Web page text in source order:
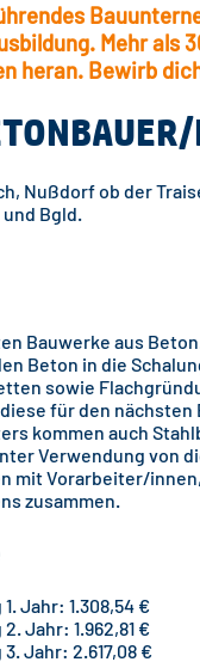
Mehr als
heran. Bewirb
Nußdorf ob der
Bgld.
Bauwerke aus
Beton in die
sowie
für den
kommen auch
Verwendung von
mit Vorarbeiter/
zusammen.
Jahr: 1.308,54 €
Jahr: 1.962,81 €
Jahr: 2.617,08 €